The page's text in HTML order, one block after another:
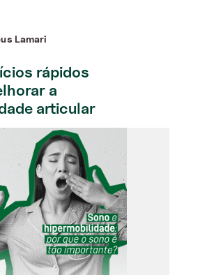
Lamari
rápidos
a
articular